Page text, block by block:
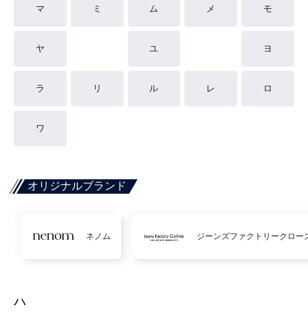
マ ミ ム メ モ
ヤ ユ ヨ
ラ リ ル レ ロ
ワ
オリジナルブランド
ネノム ジーンズファクトリークロー
ハ